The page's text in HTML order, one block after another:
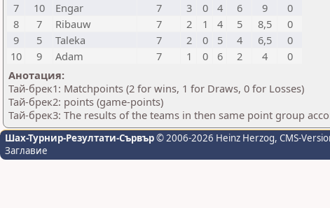
7
10 Engar 7 3 0 4 6 9
0
8
7 Ribauw 7 2 1 4 5 8,5
0
9
5 Taleka 7 2 0 5 4 6,5
0
10
9 Adam 7 1 0 6 2 4
0
Анотация:
Тай-брек1: Matchpoints (2 for wins, 1 for Draws, 0 for Losses)
Тай-брек2: points (game-points)
Тай-брек3: The results of the teams in then same point group
Шах-Турнир-Резултати-Сървър© 2006-2026 Heinz Herzog, CMS-
Заглавие